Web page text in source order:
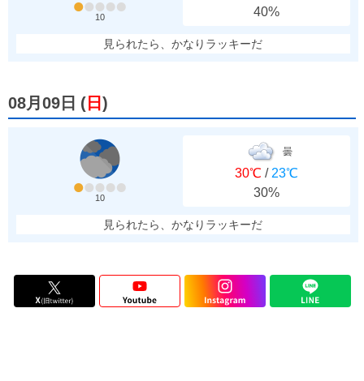
10
40%
見られたら、かなりラッキーだ
08月09日 ( 日 )
10
曇
30℃ / 23℃
30%
見られたら、かなりラッキーだ